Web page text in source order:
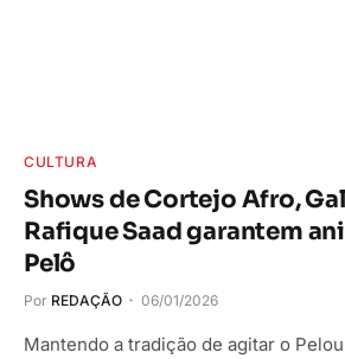
CULTURA
Shows de Cortejo Afro,
Rafique Saad garantem
Pelô
Por REDAÇÃO 06/01/2026
Mantendo a tradição de agitar o